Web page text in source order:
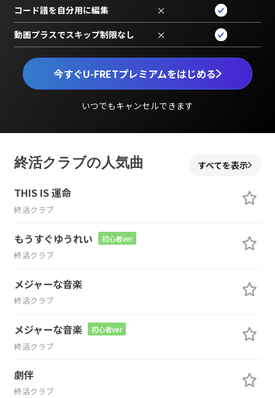
今すぐU-FRETプレミアムをはじめる
いつでもキャンセルできます
コード譜を自分用に編集 ×
動画プラスでスキップ制限なし ×
終活クラブの人気曲 すべてを表示
THIS IS 運命
終活クラブ
もうすぐゆうれい 初心者ver
終活クラブ
メジャーな音楽
終活クラブ
メジャーな音楽 初心者ver
終活クラブ
劇伴
終活クラブ